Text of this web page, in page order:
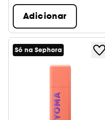
Adicionar
Só na Sephora